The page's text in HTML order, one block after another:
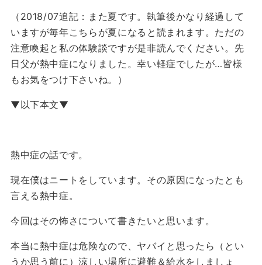
（2018/07追記：また夏です。執筆後かなり経過して
いますが毎年こちらが夏になると読まれます。ただの
注意喚起と私の体験談ですが是非読んでください。先
日父が熱中症になりました。幸い軽症でしたが…皆様
もお気をつけ下さいね。）
▼以下本文▼
熱中症の話です。
現在僕はニートをしています。その原因になったとも
言える熱中症。
今回はその怖さについて書きたいと思います。
本当に熱中症は危険なので、ヤバイと思ったら（とい
うか思う前に）涼しい場所に避難＆給水をしましょ